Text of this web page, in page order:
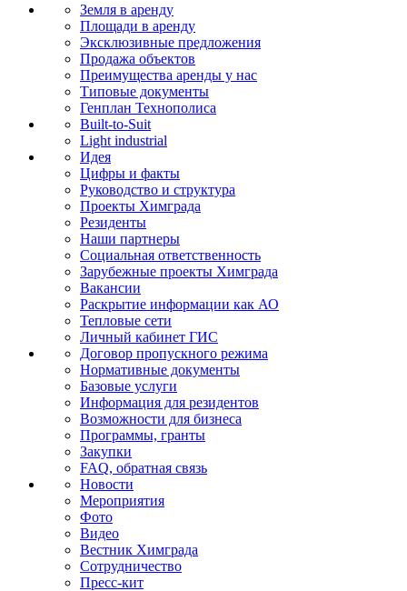
Земля в аренду
Площади в аренду
Эксклюзивные предложения
Продажа объектов
Преимущества аренды у нас
Типовые документы
Генплан Технополиса
Built-to-Suit
Light industrial
Идея
Цифры и факты
Руководство и структура
Проекты Химграда
Резиденты
Наши партнеры
Социальная ответственность
Зарубежные проекты Химграда
Вакансии
Раскрытие информации как АО
Тепловые сети
Личный кабинет ГИС
Договор пропускного режима
Нормативные документы
Базовые услуги
Информация для резидентов
Возможности для бизнеса
Программы, гранты
Закупки
FAQ, обратная связь
Новости
Мероприятия
Фото
Видео
Вестник Химграда
Сотрудничество
Пресс-кит